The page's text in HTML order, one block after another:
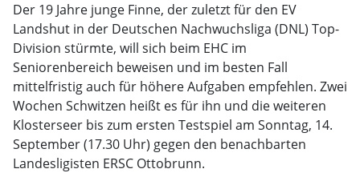
Der 19 Jahre junge Finne, der zuletzt für den EV
Landshut in der Deutschen Nachwuchsliga (DNL) Top-
Division stürmte, will sich beim EHC im
Seniorenbereich beweisen und im besten Fall
mittelfristig auch für höhere Aufgaben empfehlen. Zwei
Wochen Schwitzen heißt es für ihn und die weiteren
Klosterseer bis zum ersten Testspiel am Sonntag, 14.
September (17.30 Uhr) gegen den benachbarten
Landesligisten ERSC Ottobrunn.